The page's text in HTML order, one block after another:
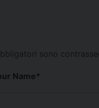
sono
Name*